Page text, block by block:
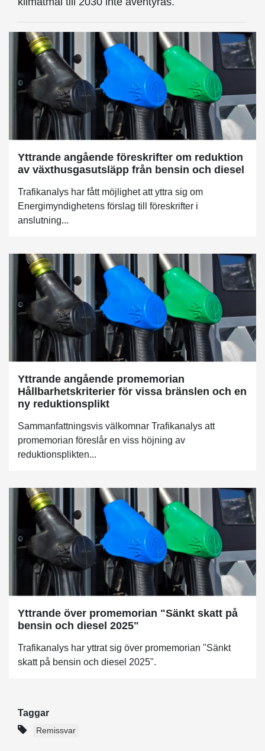
Yttrande angående föreskrifter om reduktion
av växthusgasutsläpp från bensin och diesel
Trafikanalys har fått möjlighet att yttra sig om
Energimyndighetens förslag till föreskrifter i
anslutning...
Yttrande angående promemorian
Hållbarhetskriterier för vissa bränslen och en
ny reduktionsplikt
Sammanfattningsvis välkomnar Trafikanalys att
promemorian föreslår en viss höjning av
reduktionsplikten...
Yttrande över promemorian "Sänkt skatt på
bensin och diesel 2025"
Trafikanalys har yttrat sig över promemorian "Sänkt
skatt på bensin och diesel 2025".
Taggar
Remissvar